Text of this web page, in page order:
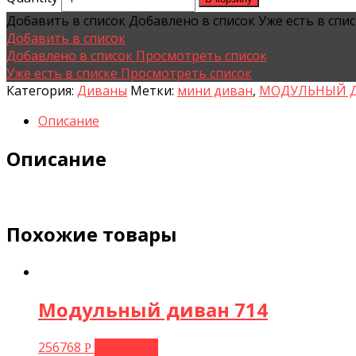
Добавить в список Добавлено в список Уже есть в
Добавить в список
Добавлено в список Просмотреть список
Уже есть в списке Просмотреть список
Категория: Диваны Метки: мини диван, МОДУЛЬНЫЙ
Описание
Описание
Похожие товары
Модульный диван 714
256768 Р